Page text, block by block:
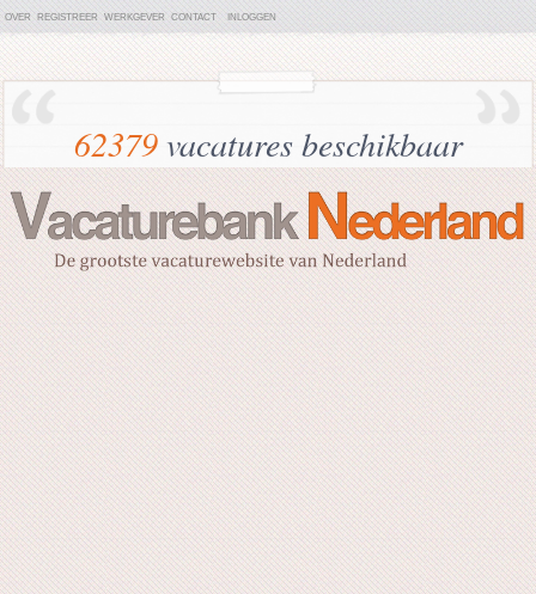
OVER REGISTREER WERKGEVER CONTACT INLOGGEN
62379vacatures beschikbaar